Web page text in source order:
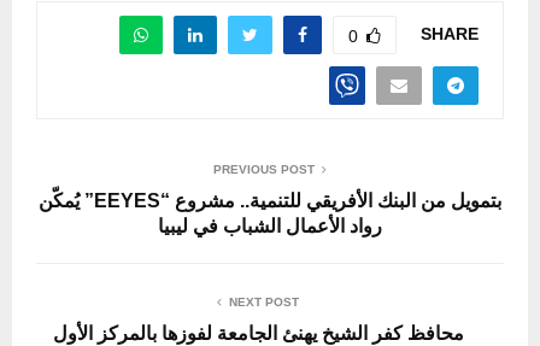
SHARE
0
PREVIOUS POST
بتمويل من البنك الأفريقي للتنمية.. مشروع “EEYES” يُمكّن
رواد الأعمال الشباب في ليبيا
NEXT POST
محافظ كفر الشيخ يهنئ الجامعة لفوزها بالمركز الأول